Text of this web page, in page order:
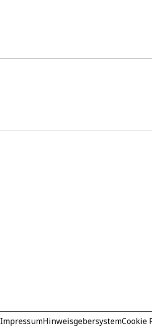
ImpressumHinweisgebersystemCookie